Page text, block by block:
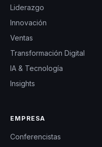
Liderazgo
Innovación
Ventas
Transformación Digital
IA & Tecnología
Insights
EMPRESA
Conferencistas